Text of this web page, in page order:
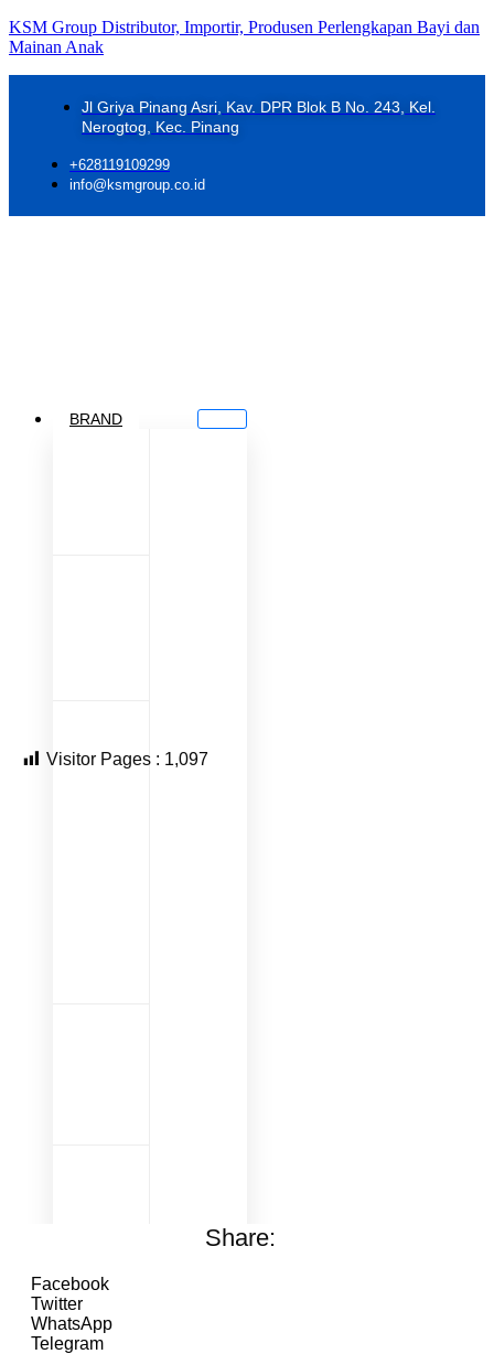
KSM Group Distributor, Importir, Produsen Perlengkapan Bayi dan
Mainan Anak
Jl Griya Pinang Asri, Kav. DPR Blok B No. 243, Kel.
Nerogtog, Kec. Pinang
+628119109299
info@ksmgroup.co.id
BRAND
Visitor Pages : 1,097
Share:
Facebook
Twitter
WhatsApp
Telegram